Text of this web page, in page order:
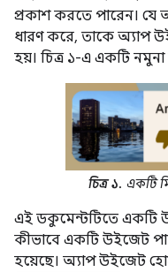
প্রকাশ করতে পারেন।
ধারণ করে, তাকে অ্যাপ
হয়। চিত্র ১-এ একটি
চিত্র ১. একটি
এই ডকুমেন্টটিতে একটি
কীভাবে একটি উইজেট
হয়েছে। অ্যাপ উইজেট